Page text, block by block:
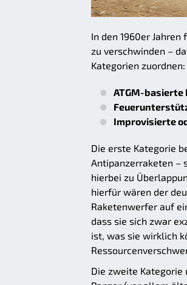
In den 1960er
zu verschwinden –
Kategorien zuordnen:
ATGM-
Improvisierte
Die erste Kategorie
Antipanzerraketen –
hierbei zu
hierfür wären der
Raketenwerfer auf
dass sie sich zwar
ist, was sie wirklich
Die zweite Kategorie